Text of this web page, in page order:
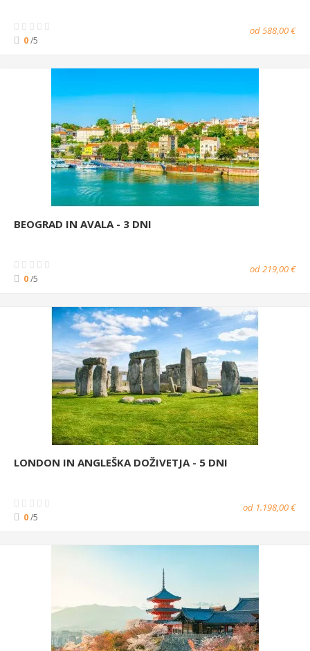
0/5
od 588,00 €
BEOGRAD IN AVALA - 3 DNI
0/5
od 219,00 €
LONDON IN ANGLEŠKA DOŽIVETJA - 5 DNI
0/5
od 1.198,00 €